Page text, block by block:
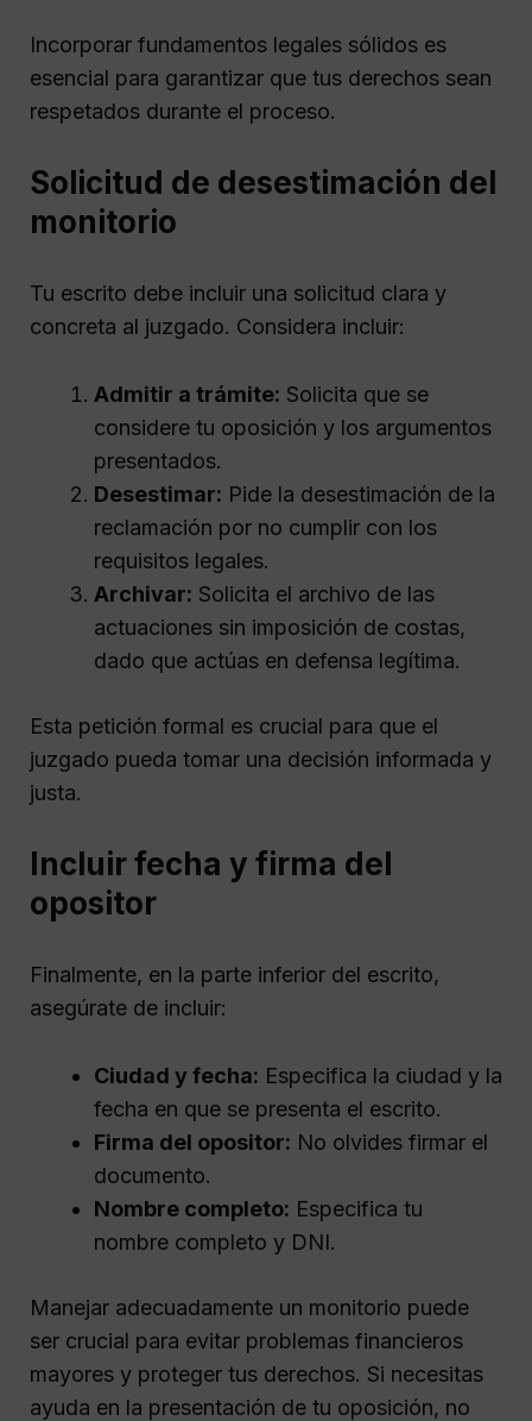
Incorporar fundamentos legales sólidos es
esencial para garantizar que tus derechos sean
respetados durante el proceso.
Solicitud de desestimación del
monitorio
Tu escrito debe incluir una solicitud clara y
concreta al juzgado. Considera incluir:
Admitir a trámite: Solicita que se
considere tu oposición y los argumentos
presentados.
Desestimar: Pide la desestimación de la
reclamación por no cumplir con los
requisitos legales.
Archivar: Solicita el archivo de las
actuaciones sin imposición de costas,
dado que actúas en defensa legítima.
Esta petición formal es crucial para que el
juzgado pueda tomar una decisión informada y
justa.
Incluir fecha y firma del
opositor
Finalmente, en la parte inferior del escrito,
asegúrate de incluir:
Ciudad y fecha: Especifica la ciudad y la
fecha en que se presenta el escrito.
Firma del opositor: No olvides firmar el
documento.
Nombre completo: Especifica tu
nombre completo y DNI.
Manejar adecuadamente un monitorio puede
ser crucial para evitar problemas financieros
mayores y proteger tus derechos. Si necesitas
ayuda en la presentación de tu oposición, no